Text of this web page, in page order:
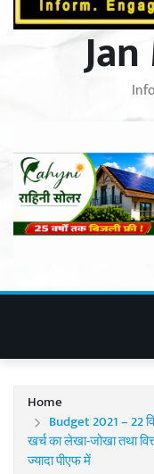
Home
Budget 2021 – 22
खर्च का लेखा-जोखा तथा
ज्यादा पीएफ में